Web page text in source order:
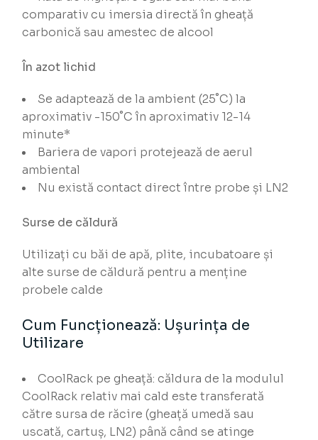
comparativ cu imersia directă în gheață
carbonică sau amestec de alcool
În azot lichid
Se adaptează de la ambient (25˚C) la
aproximativ -150˚C în aproximativ 12-14
minute*
Bariera de vapori protejează de aerul
ambiental
Nu există contact direct între probe și LN2
Surse de căldură
Utilizați cu băi de apă, plite, incubatoare și
alte surse de căldură pentru a menține
probele calde
Cum Funcționează: Ușurința de
Utilizare
CoolRack pe gheață: căldura de la modulul
CoolRack relativ mai cald este transferată
către sursa de răcire (gheață umedă sau
uscată, cartuș, LN2) până când se atinge